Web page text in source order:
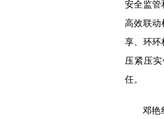
安全监管
高效联动
享、环环
压紧压
任。
邓艳